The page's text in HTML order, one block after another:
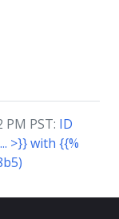
PM PST: ID
>}} with {{%